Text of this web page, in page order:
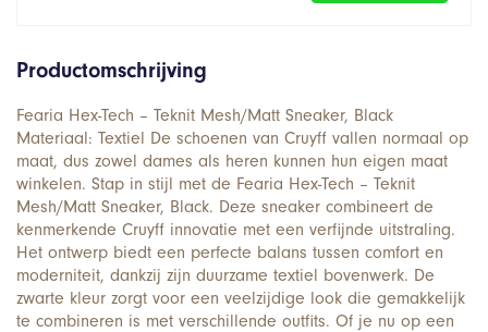
Productomschrijving
Fearia Hex-Tech – Teknit Mesh/Matt Sneaker, Black
Materiaal: Textiel De schoenen van Cruyff vallen normaal op
maat, dus zowel dames als heren kunnen hun eigen maat
winkelen. Stap in stijl met de Fearia Hex-Tech – Teknit
Mesh/Matt Sneaker, Black. Deze sneaker combineert de
kenmerkende Cruyff innovatie met een verfijnde uitstraling.
Het ontwerp biedt een perfecte balans tussen comfort en
moderniteit, dankzij zijn duurzame textiel bovenwerk. De
zwarte kleur zorgt voor een veelzijdige look die gemakkelijk
te combineren is met verschillende outfits. Of je nu op een